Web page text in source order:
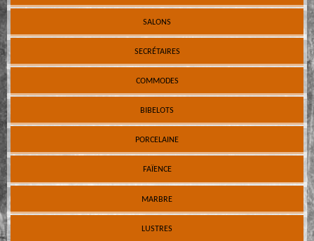
SALONS
SECRÉTAIRES
COMMODES
BIBELOTS
PORCELAINE
FAÏENCE
MARBRE
LUSTRES